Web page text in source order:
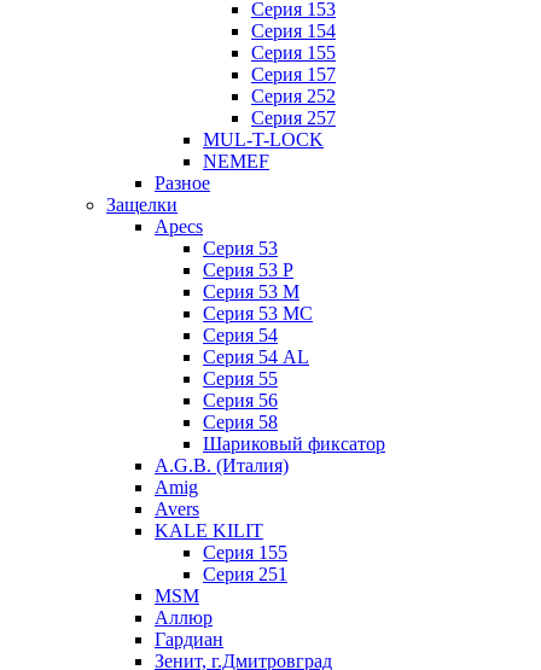
Серия 153
Серия 154
Серия 155
Серия 157
Серия 252
Серия 257
MUL-T-LOCK
NEMEF
Разное
Защелки
Apecs
Серия 53
Серия 53 P
Серия 53 М
Серия 53 МC
Серия 54
Серия 54 AL
Серия 55
Серия 56
Серия 58
Шариковый фиксатор
A.G.B. (Италия)
Amig
Avers
KALE KILIT
Серия 155
Серия 251
MSM
Аллюр
Гардиан
Зенит, г.Дмитровград